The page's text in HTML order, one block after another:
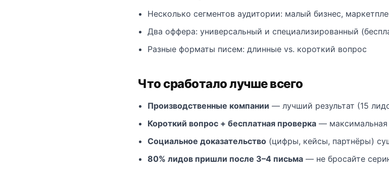
Несколько сегментов аудитории: малый бизнес,
Два оффера: универсальный и специализированный
Разные форматы писем: длинные vs. короткий вопрос
Что сработало лучше всего
Производственные компании — лучший результат (15
Короткий вопрос + бесплатная проверка — максимальная
Социальное доказательство (цифры, кейсы, партнёры)
80% лидов пришли после 3–4 письма — не бросайте